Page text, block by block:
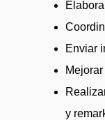
Enviar
y